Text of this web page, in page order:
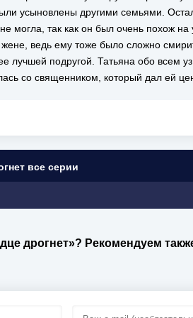
усыновлены другими семьями.
могла, так как он был очень похож на
ведь ему тоже было сложно
лучшей подругой. Татьяна обо всем
со священником, который дал ей
все серии
дрогнет»? Рекомендуем